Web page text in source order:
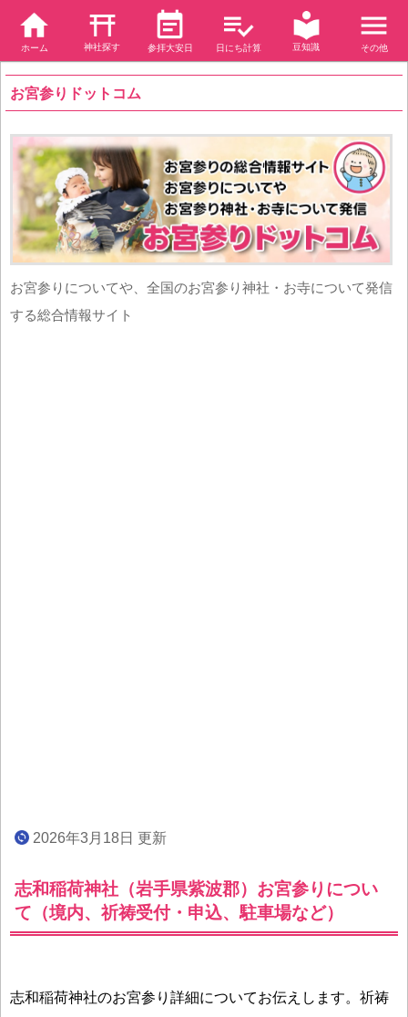
ホーム 神社探す 参拝大安日 日にち計算 豆知識 その他
お宮参りドットコム
お宮参りについてや、全国のお宮参り神社・お寺について発信
する総合情報サイト
2026年3月18日 更新
志和稲荷神社（岩手県紫波郡）お宮参りについ
て（境内、祈祷受付・申込、駐車場など）
志和稲荷神社のお宮参り詳細についてお伝えします。祈祷